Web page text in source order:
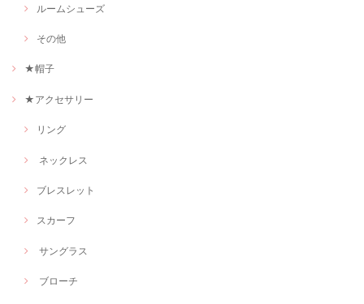
ルームシューズ
その他
★帽子
★アクセサリー
リング
ネックレス
ブレスレット
スカーフ
サングラス
ブローチ